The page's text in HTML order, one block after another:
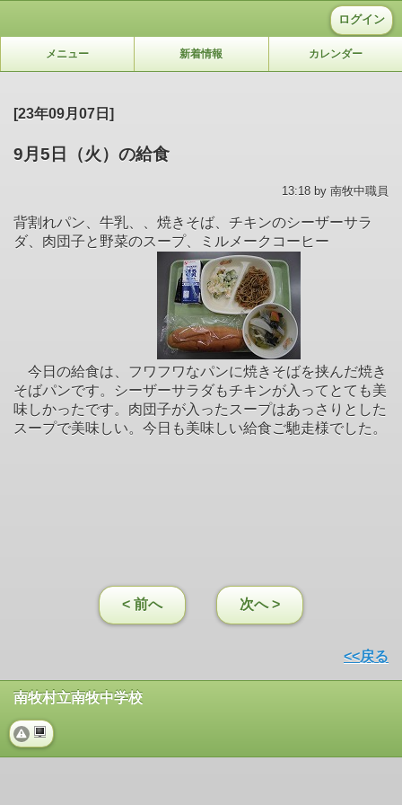
ログイン
メニュー 新着情報 カレンダー
[23年09月07日]
9月5日（火）の給食
13:18 by 南牧中職員
背割れパン、牛乳、、焼きそば、チキンのシーザーサラ
ダ、肉団子と野菜のスープ、ミルメークコーヒー
今日の給食は、フワフワなパンに焼きそばを挟んだ焼き
そばパンです。シーザーサラダもチキンが入ってとても美
味しかったです。肉団子が入ったスープはあっさりとした
スープで美味しい。今日も美味しい給食ご馳走様でした。
< 前へ 次へ >
<<戻る
南牧村立南牧中学校